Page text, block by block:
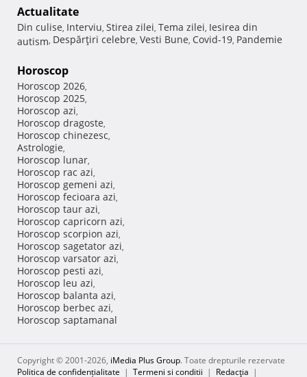
Actualitate
Din culise, Interviu, Stirea zilei, Tema zilei, Iesirea din
autism, Despărţiri celebre, Vesti Bune, Covid-19, Pandemie
Horoscop
Horoscop 2026,
Horoscop 2025,
Horoscop azi,
Horoscop dragoste,
Horoscop chinezesc,
Astrologie,
Horoscop lunar,
Horoscop rac azi,
Horoscop gemeni azi,
Horoscop fecioara azi,
Horoscop taur azi,
Horoscop capricorn azi,
Horoscop scorpion azi,
Horoscop sagetator azi,
Horoscop varsator azi,
Horoscop pesti azi,
Horoscop leu azi,
Horoscop balanta azi,
Horoscop berbec azi,
Horoscop saptamanal
Copyright © 2001-2026, iMedia Plus Group. Toate drepturile rezervate
Politica de confidențialitate | Termeni si conditii | Redacţia |